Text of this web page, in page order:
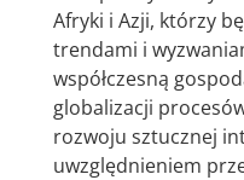
Afryki i Azji, którzy
trendami i
współczesną
globalizacji
rozwoju sztucznej
uwzględnieniem